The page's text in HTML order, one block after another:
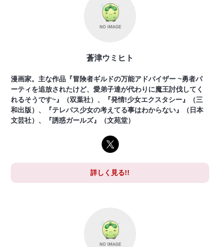
蒼津ウミヒト
漫画家。主な作品『冒険者ギルドの万能アドバイザー ~勇者パ
ーティを追放されたけど、愛弟子達が代わりに魔王討伐してく
れるそうです~』（双葉社）、『発情!少女エクスタシー』（三
和出版）、『テレパス少女の考えてる事はわからない』（日本
文芸社）、『誘惑ガールズ』（文苑堂）
詳しく見る!!